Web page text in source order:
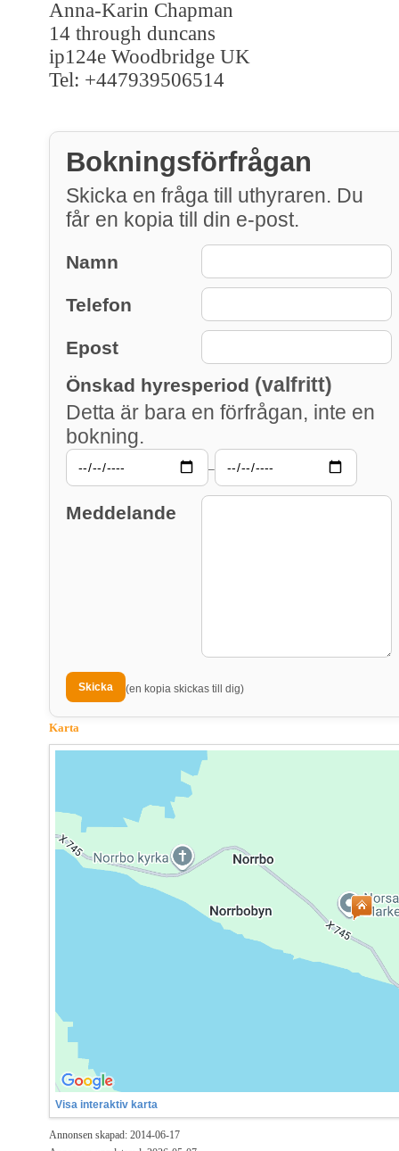
Anna-Karin Chapman
14 through duncans
ip124e Woodbridge UK
Tel: +447939506514
Bokningsförfrågan
Skicka en fråga till uthyraren. Du
får en kopia till din e-post.
Namn
Telefon
Epost
Önskad hyresperiod (valfritt)
Detta är bara en förfrågan, inte en
bokning.
–
Meddelande
(en kopia skickas till dig)
Karta
Visa interaktiv karta
Annonsen skapad: 2014-06-17